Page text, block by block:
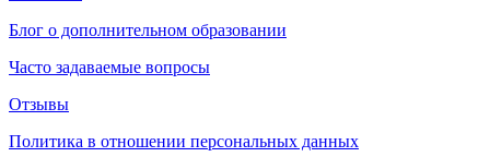
Блог о дополнительном образовании
Часто задаваемые вопросы
Отзывы
Политика в отношении персональных данных